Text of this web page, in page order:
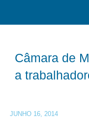
Câmara de
a
JUNHO 16, 2014